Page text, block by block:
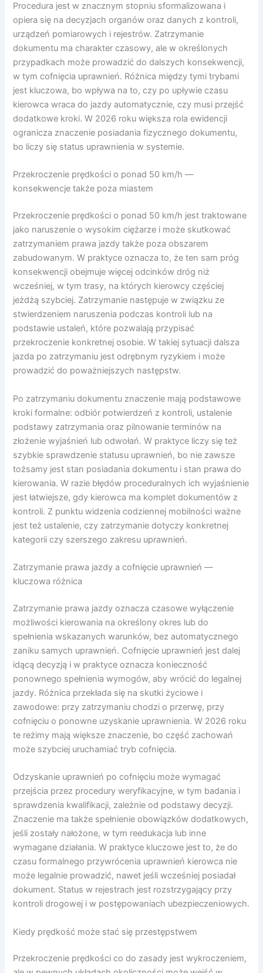
Procedura jest w znacznym stopniu sformalizowana i
opiera się na decyzjach organów oraz danych z kontroli,
urządzeń pomiarowych i rejestrów. Zatrzymanie
dokumentu ma charakter czasowy, ale w określonych
przypadkach może prowadzić do dalszych konsekwencji,
w tym cofnięcia uprawnień. Różnica między tymi trybami
jest kluczowa, bo wpływa na to, czy po upływie czasu
kierowca wraca do jazdy automatycznie, czy musi przejść
dodatkowe kroki. W 2026 roku większa rola ewidencji
ogranicza znaczenie posiadania fizycznego dokumentu,
bo liczy się status uprawnienia w systemie.
Przekroczenie prędkości o ponad 50 km/h —
konsekwencje także poza miastem
Przekroczenie prędkości o ponad 50 km/h jest traktowane
jako naruszenie o wysokim ciężarze i może skutkować
zatrzymaniem prawa jazdy także poza obszarem
zabudowanym. W praktyce oznacza to, że ten sam próg
konsekwencji obejmuje więcej odcinków dróg niż
wcześniej, w tym trasy, na których kierowcy częściej
jeżdżą szybciej. Zatrzymanie następuje w związku ze
stwierdzeniem naruszenia podczas kontroli lub na
podstawie ustaleń, które pozwalają przypisać
przekroczenie konkretnej osobie. W takiej sytuacji dalsza
jazda po zatrzymaniu jest odrębnym ryzykiem i może
prowadzić do poważniejszych następstw.
Po zatrzymaniu dokumentu znaczenie mają podstawowe
kroki formalne: odbiór potwierdzeń z kontroli, ustalenie
podstawy zatrzymania oraz pilnowanie terminów na
złożenie wyjaśnień lub odwołań. W praktyce liczy się też
szybkie sprawdzenie statusu uprawnień, bo nie zawsze
tożsamy jest stan posiadania dokumentu i stan prawa do
kierowania. W razie błędów proceduralnych ich wyjaśnienie
jest łatwiejsze, gdy kierowca ma komplet dokumentów z
kontroli. Z punktu widzenia codziennej mobilności ważne
jest też ustalenie, czy zatrzymanie dotyczy konkretnej
kategorii czy szerszego zakresu uprawnień.
Zatrzymanie prawa jazdy a cofnięcie uprawnień —
kluczowa różnica
Zatrzymanie prawa jazdy oznacza czasowe wyłączenie
możliwości kierowania na określony okres lub do
spełnienia wskazanych warunków, bez automatycznego
zaniku samych uprawnień. Cofnięcie uprawnień jest dalej
idącą decyzją i w praktyce oznacza konieczność
ponownego spełnienia wymogów, aby wrócić do legalnej
jazdy. Różnica przekłada się na skutki życiowe i
zawodowe: przy zatrzymaniu chodzi o przerwę, przy
cofnięciu o ponowne uzyskanie uprawnienia. W 2026 roku
te reżimy mają większe znaczenie, bo część zachowań
może szybciej uruchamiać tryb cofnięcia.
Odzyskanie uprawnień po cofnięciu może wymagać
przejścia przez procedury weryfikacyjne, w tym badania i
sprawdzenia kwalifikacji, zależnie od podstawy decyzji.
Znaczenie ma także spełnienie obowiązków dodatkowych,
jeśli zostały nałożone, w tym reedukacja lub inne
wymagane działania. W praktyce kluczowe jest to, że do
czasu formalnego przywrócenia uprawnień kierowca nie
może legalnie prowadzić, nawet jeśli wcześniej posiadał
dokument. Status w rejestrach jest rozstrzygający przy
kontroli drogowej i w postępowaniach ubezpieczeniowych.
Kiedy prędkość może stać się przestępstwem
Przekroczenie prędkości co do zasady jest wykroczeniem,